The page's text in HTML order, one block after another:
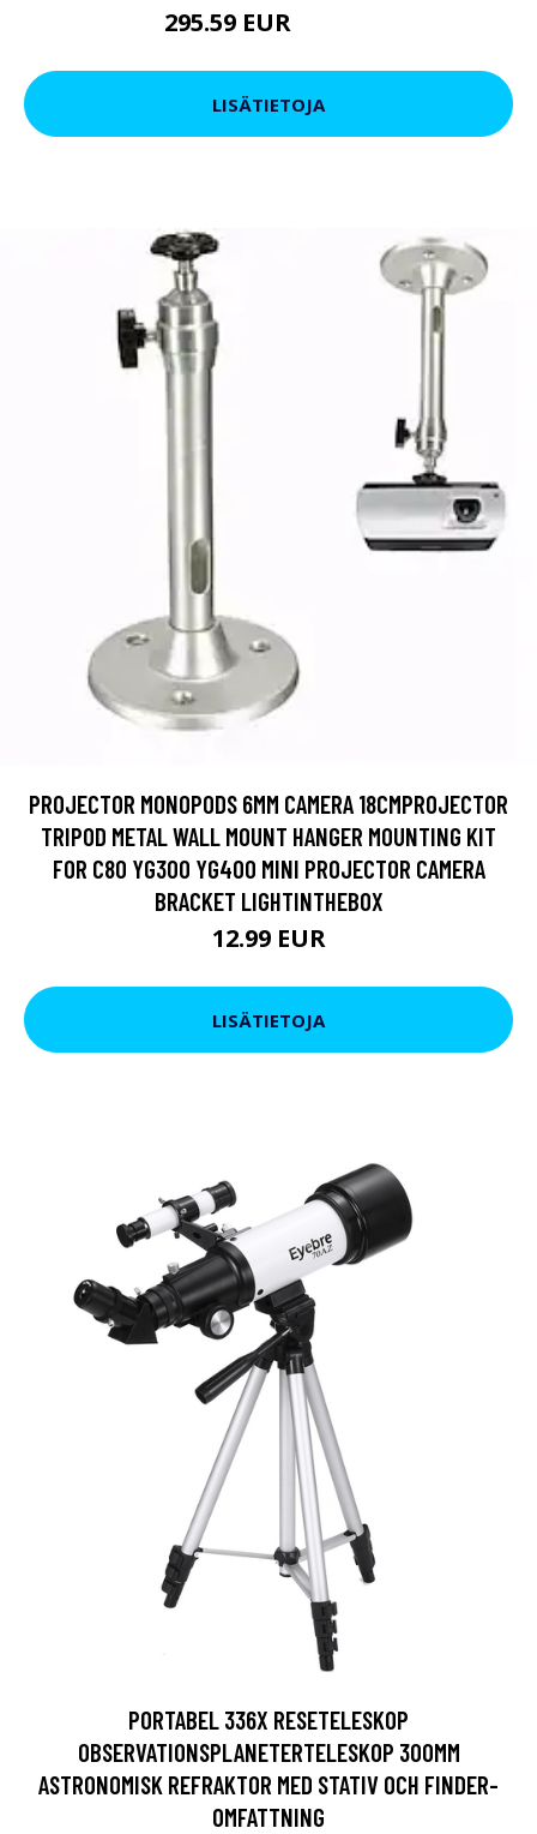
295.59 EUR
LISÄTIETOJA
PROJECTOR MONOPODS 6MM CAMERA 18CMPROJECTOR
TRIPOD METAL WALL MOUNT HANGER MOUNTING KIT
FOR C80 YG300 YG400 MINI PROJECTOR CAMERA
BRACKET LIGHTINTHEBOX
12.99 EUR
LISÄTIETOJA
PORTABEL 336X RESETELESKOP
OBSERVATIONSPLANETERTELESKOP 300MM
ASTRONOMISK REFRAKTOR MED STATIV OCH FINDER-
OMFATTNING